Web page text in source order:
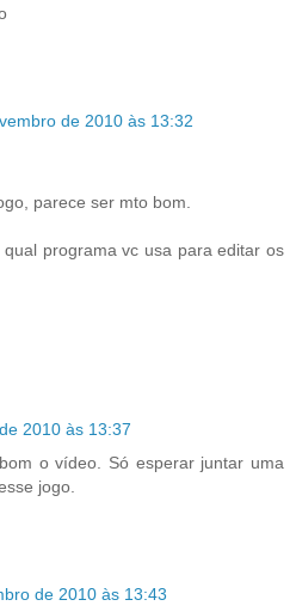
de 2010 às 13:32
parece ser mto bom.
programa vc usa para editar os
2010 às 13:37
o vídeo. Só esperar juntar uma
jogo.
de 2010 às 13:43